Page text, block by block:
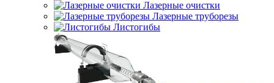
Лазерные очистки
Лазерные труборезы
Листогибы